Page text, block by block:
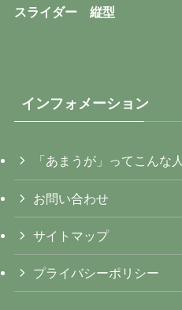
スライダー 縦型
インフォメーション
「あまうが」ってこんな人
お問い合わせ
サイトマップ
プライバシーポリシー